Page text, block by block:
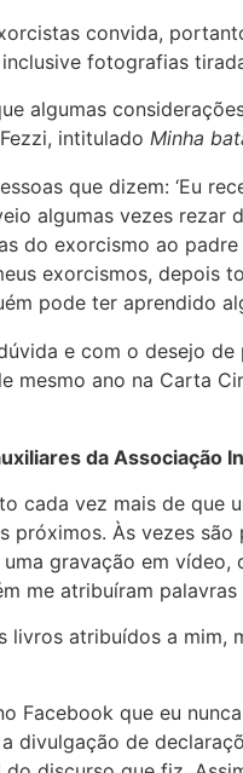
convida,
fotografias
algumas
, intitulado Minha
que dizem: ‘Eu
algumas vezes rezar
do exorcismo ao
exorcismos, depois
pode ter aprendido
e com o desejo
mesmo ano na Carta
da Associação
cada vez mais de
próximos. Às vezes
gravação em vídeo,
me atribuíram palavras
livros atribuídos a mim,
Facebook que eu
divulgação de